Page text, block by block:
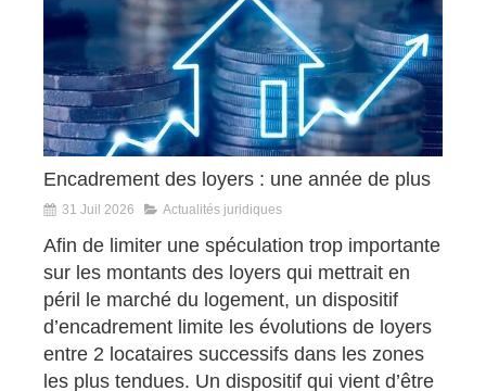
Encadrement des loyers : une année de plus
31 Juil 2026 Actualités juridiques
Afin de limiter une spéculation trop importante
sur les montants des loyers qui mettrait en
péril le marché du logement, un dispositif
d’encadrement limite les évolutions de loyers
entre 2 locataires successifs dans les zones
les plus tendues. Un dispositif qui vient d’être